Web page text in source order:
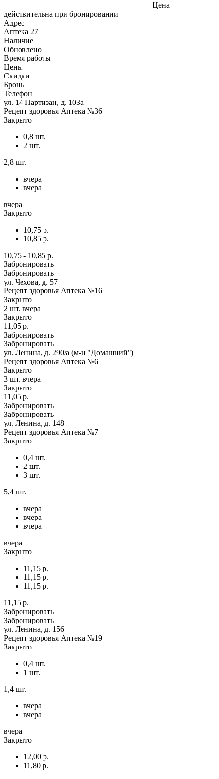
Цена
действительна при бронировании
Адрес
Аптека 27
Наличие
Обновлено
Время работы
Цены
Скидки
Бронь
Телефон
ул. 14 Партизан, д. 103а
Рецепт здоровья Аптека №36
Закрыто
0,8 шт.
2 шт.
2,8 шт.
вчера
вчера
вчера
Закрыто
10,75 р.
10,85 р.
10,75 - 10,85 р.
Забронировать
Забронировать
ул. Чехова, д. 57
Рецепт здоровья Аптека №16
Закрыто
2 шт. вчера
Закрыто
11,05 р.
Забронировать
Забронировать
ул. Ленина, д. 290/а (м-н "Домашний")
Рецепт здоровья Аптека №6
Закрыто
3 шт. вчера
Закрыто
11,05 р.
Забронировать
Забронировать
ул. Ленина, д. 148
Рецепт здоровья Аптека №7
Закрыто
0,4 шт.
2 шт.
3 шт.
5,4 шт.
вчера
вчера
вчера
вчера
Закрыто
11,15 р.
11,15 р.
11,15 р.
11,15 р.
Забронировать
Забронировать
ул. Ленина, д. 156
Рецепт здоровья Аптека №19
Закрыто
0,4 шт.
1 шт.
1,4 шт.
вчера
вчера
вчера
Закрыто
12,00 р.
11,80 р.